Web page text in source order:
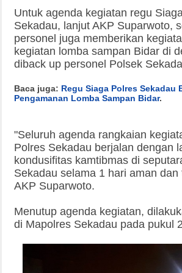
Untuk agenda kegiatan regu
Sekadau, lanjut AKP Suparwoto,
personel juga memberikan
kegiatan lomba sampan Bidar di
diback up personel Polsek
Baca juga: Regu Siaga Polres Sekadau
Pengamanan Lomba Sampan Bidar.
"Seluruh agenda rangkaian
Polres Sekadau berjalan dengan
kondusifitas kamtibmas di
Sekadau selama 1 hari aman dan
AKP Suparwoto.
Menutup agenda kegiatan,
di Mapolres Sekadau pada pukul